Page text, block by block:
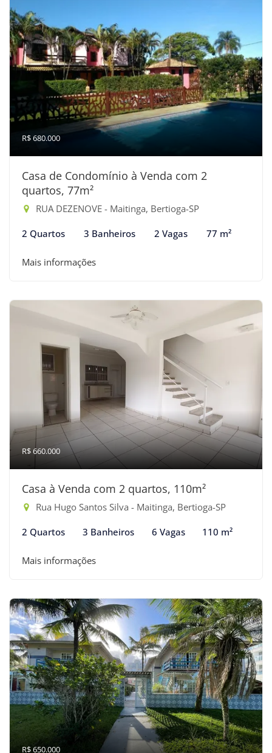
R$ 680.000
Casa de Condomínio à Venda com 2
quartos, 77m²
RUA DEZENOVE - Maitinga, Bertioga-SP
2 Quartos 3 Banheiros 2 Vagas 77 m²
Mais informações
R$ 660.000
Casa à Venda com 2 quartos, 110m²
Rua Hugo Santos Silva - Maitinga, Bertioga-SP
2 Quartos 3 Banheiros 6 Vagas 110 m²
Mais informações
R$ 650.000